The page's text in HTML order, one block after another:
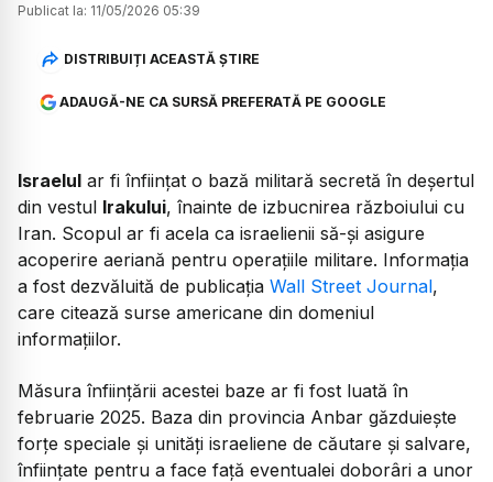
Publicat la: 11/05/2026 05:39
DISTRIBUIȚI ACEASTĂ ȘTIRE
ADAUGĂ-NE CA SURSĂ PREFERATĂ PE GOOGLE
Israelul ar fi înființat o bază militară secretă în deșertul
din vestul Irakului, înainte de izbucnirea războiului cu
Iran. Scopul ar fi acela ca israelienii să-și asigure
acoperire aeriană pentru operațiile militare. Informația
a fost dezvăluită de publicația Wall Street Journal,
care citează surse americane din domeniul
informațiilor.
Măsura înființării acestei baze ar fi fost luată în
februarie 2025. Baza din provincia Anbar găzduiește
forțe speciale și unități israeliene de căutare și salvare,
înființate pentru a face față eventualei doborâri a unor